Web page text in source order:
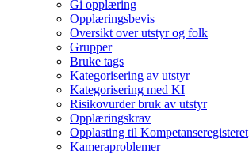
Gi opplæring
Opplæringsbevis
Oversikt over utstyr og folk
Grupper
Bruke tags
Kategorisering av utstyr
Kategorisering med KI
Risikovurder bruk av utstyr
Opplæringskrav
Opplasting til Kompetanseregisteret
Kameraproblemer